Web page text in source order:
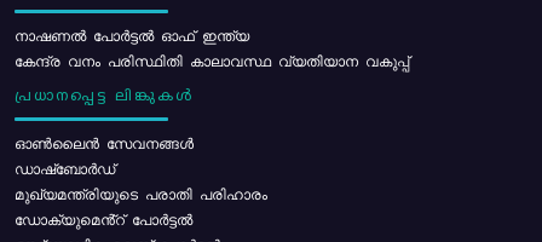
നാഷണൽ പോർട്ടൽ ഓഫ് ഇന്ത്യ
കേന്ദ്ര വനം പരിസ്ഥിതി കാലാവസ്ഥ വ്യതിയാന വകുപ്പ്
പ്രധാനപ്പെട്ട ലിങ്കുകൾ
ഓൺലൈൻ സേവനങ്ങൾ
ഡാഷ്ബോർഡ്
മുഖ്യമന്ത്രിയുടെ പരാതി പരിഹാരം
ഡോക്യുമെൻ്റ് പോർട്ടൽ